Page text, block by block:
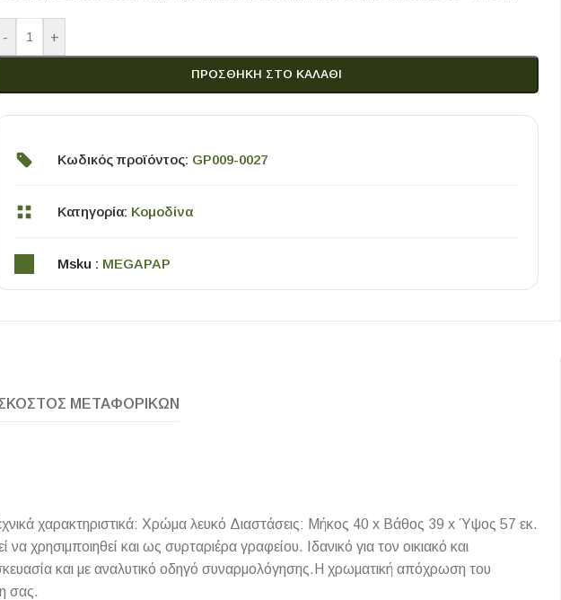
- +
ΠΡΟΣΘΉΚΗ ΣΤΟ ΚΑΛΆΘΙ
Κωδικός προϊόντος: GP009-0027
Κατηγορία: Κομοδίνα
Msku : MEGAPAP
ΚΌΣΤΟΣ ΜΕΤΑΦΟΡΙΚΏΝ
χαρακτηριστικά: Χρώμα λευκό Διαστάσεις: Μήκος 40 x Βάθος 39 x Ύψος 57 εκ.
χρησιμποιηθεί και ως συρταριέρα γραφείου. Ιδανικό για τον οικιακό και
και με αναλυτικό οδηγό συναρμολόγησης.Η χρωματική απόχρωση του
σας.